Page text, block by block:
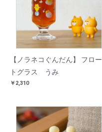
【ノラネコぐんだん】 フロー
トグラス うみ
￥2,310